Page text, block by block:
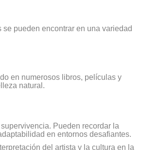
pueden encontrar en una variedad
en numerosos libros, películas y
natural.
Pueden recordar la
en entornos desafiantes.
del artista y la cultura en la